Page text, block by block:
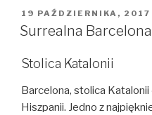
OPUBLIKOWANE
W
19 PAŹDZIERNIKA, 2017
Surrealna Barcelona
Stolica Katalonii
Barcelona, stolica
Hiszpanii. Jedno z